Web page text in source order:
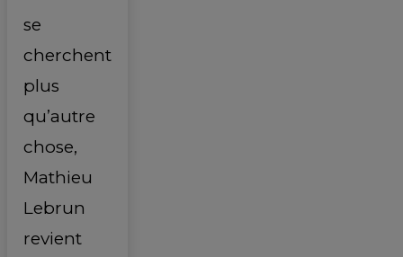
se
cherchent
plus
qu’autre
chose,
Mathieu
Lebrun
revient